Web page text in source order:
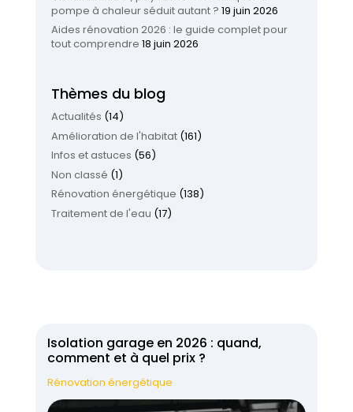
pompe à chaleur séduit autant ? 19 juin 2026
Aides rénovation 2026 : le guide complet pour
tout comprendre 18 juin 2026
Thèmes du blog
Actualités (14)
Amélioration de l'habitat(161)
Infos et astuces (56)
Non classé (1)
Rénovation énergétique (138)
Traitement de l'eau (17)
Isolation garage en 2026 : quand,
comment et à quel prix ?
Rénovation énergétique